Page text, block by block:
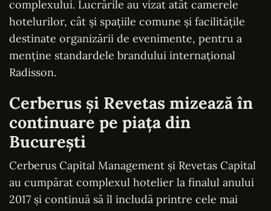
complexului. Lucrările au vizat atât camerele
hotelurilor, cât și spațiile comune și facilitățile
destinate organizării de evenimente, pentru a
menține standardele brandului internațional
Radisson.
Cerberus și Revetas mizează în
continuare pe piața din
București
Cerberus Capital Management și Revetas Capital
au cumpărat complexul hotelier la finalul anului
2017 și continuă să îl includă printre cele mai